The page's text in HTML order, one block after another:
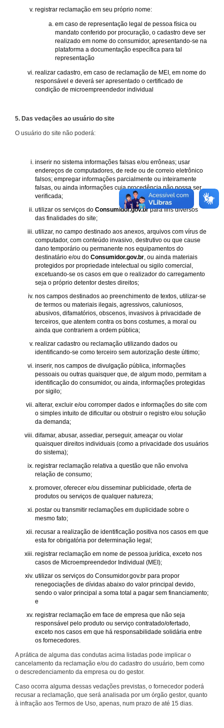
registrar reclamação em seu próprio nome:
em caso de representação legal de pessoa física ou
mandato conferido por procuração, o cadastro deve ser
realizado em nome do consumidor, apresentando-se na
plataforma a documentação específica para tal
representação
realizar cadastro, em caso de reclamação de MEI, em nome do
responsável e deverá ser apresentado o certificado de
condição de microempreendedor individual
5. Das vedações ao usuário do site
O usuário do site não poderá:
inserir no sistema informações falsas e/ou errôneas; usar
endereços de computadores, de rede ou de correio eletrônico
falsos; empregar informações parcialmente ou inteiramente
falsas, ou ainda informações cuja procedência não possa ser
verificada;
utilizar os serviços do Consumidor.gov.brpara fins diversos
das finalidades do site;
utilizar, no campo destinado aos anexos, arquivos com vírus de
computador, com conteúdo invasivo, destrutivo ou que cause
dano temporário ou permanente nos equipamentos do
destinatário e/ou do Consumidor.gov.br , ou ainda materiais
protegidos por propriedade intelectual ou sigilo comercial,
excetuando-se os casos em que o realizador do carregamento
seja o próprio detentor destes direitos;
nos campos destinados ao preenchimento de textos, utilizar-se
de termos ou materiais ilegais, agressivos, caluniosos,
abusivos, difamatórios, obscenos, invasivos à privacidade de
terceiros, que atentem contra os bons costumes, a moral ou
ainda que contrariem a ordem pública;
realizar cadastro ou reclamação utilizando dados ou
identificando-se como terceiro sem autorização deste último;
inserir, nos campos de divulgação pública, informações
pessoais ou outras quaisquer que, de algum modo, permitam a
identificação do consumidor, ou ainda, informações protegidas
por sigilo;
alterar, excluir e/ou corromper dados e informações do site com
o simples intuito de dificultar ou obstruir o registro e/ou solução
da demanda;
difamar, abusar, assediar, perseguir, ameaçar ou violar
quaisquer direitos individuais (como a privacidade dos usuários
do sistema);
registrar reclamação relativa a questão que não envolva
relação de consumo;
promover, oferecer e/ou disseminar publicidade, oferta de
produtos ou serviços de qualquer natureza;
postar ou transmitir reclamações em duplicidade sobre o
mesmo fato;
recusar a realização de identificação positiva nos casos em que
esta for obrigatória por determinação legal;
registrar reclamação em nome de pessoa jurídica, exceto nos
casos de Microempreendedor Individual (MEI);
utilizar os serviços do Consumidor.gov.br para propor
renegociações de dívidas abaixo do valor principal devido,
sendo o valor principal a soma total a pagar sem financiamento;
e
registrar reclamação em face de empresa que não seja
responsável pelo produto ou serviço contratado/ofertado,
exceto nos casos em que há responsabilidade solidária entre
os fornecedores.
A prática de alguma das condutas acima listadas pode implicar o
cancelamento da reclamação e/ou do cadastro do usuário, bem como
o descredenciamento da empresa ou do gestor.
Caso ocorra alguma dessas vedações previstas, o fornecedor poderá
recusar a reclamação, que será analisada por um órgão gestor, quanto
à infração aos Termos de Uso, apenas, num prazo de até 15 dias.